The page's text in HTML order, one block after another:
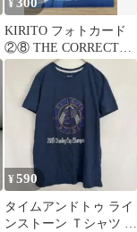
¥
KIRITO フォトカード
②⑧ THE CORRECTED
TIMELINE
¥590
タイムアンドトゥ ライ
ンストーン Ｔシャツ ク